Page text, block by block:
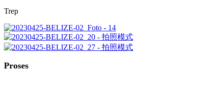
Trep
Proses